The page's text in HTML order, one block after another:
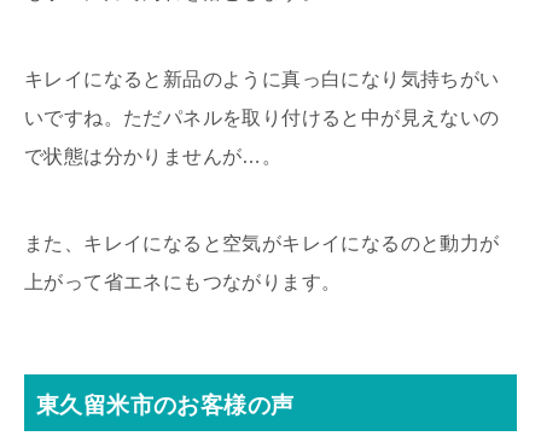
キレイになると新品のように真っ白になり気持ちがい
いですね。ただパネルを取り付けると中が見えないの
で状態は分かりませんが…。
また、キレイになると空気がキレイになるのと動力が
上がって省エネにもつながります。
東久留米市のお客様の声